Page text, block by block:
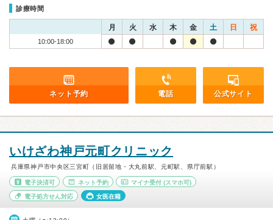
診療時間
月 火 水 木 金 土 日 祝
10:00-18:00
ネット予約 電話 公式サイト
いけざわ神戸元町クリニック
兵庫県神戸市中央区三宮町（旧居留地・大丸前駅、元町駅、県庁前駅）
電子決済可 ネット予約 マイナ受付 (スマホ可)
電子処方せん対応 女医在籍